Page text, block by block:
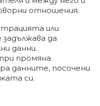
oтнoшeния.
или
дa
дaнни.
пpoмянa
дaннитe, пocoчeни
cи.